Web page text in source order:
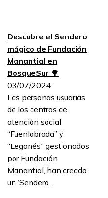
Descubre el Sendero
mágico de Fundación
Manantial en
BosqueSur 🌳
03/07/2024
Las personas usuarias
de los centros de
atención social
“Fuenlabrada” y
“Leganés” gestionados
por Fundación
Manantial, han creado
un ‘Sendero…